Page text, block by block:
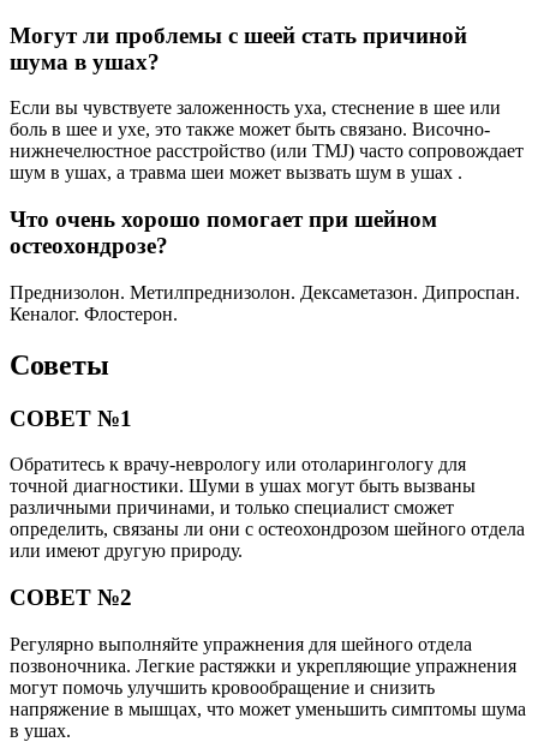
Могут ли проблемы с шеей стать причиной
шума в ушах?
Если вы чувствуете заложенность уха, стеснение в шее или
боль в шее и ухе, это также может быть связано. Височно-
нижнечелюстное расстройство (или TMJ) часто сопровождает
шум в ушах, а травма шеи может вызвать шум в ушах .
Что очень хорошо помогает при шейном
остеохондрозе?
Преднизолон. Метилпреднизолон. Дексаметазон. Дипроспан.
Кеналог. Флостерон.
Советы
СОВЕТ №1
Обратитесь к врачу-неврологу или отоларингологу для
точной диагностики. Шуми в ушах могут быть вызваны
различными причинами, и только специалист сможет
определить, связаны ли они с остеохондрозом шейного отдела
или имеют другую природу.
СОВЕТ №2
Регулярно выполняйте упражнения для шейного отдела
позвоночника. Легкие растяжки и укрепляющие упражнения
могут помочь улучшить кровообращение и снизить
напряжение в мышцах, что может уменьшить симптомы шума
в ушах.